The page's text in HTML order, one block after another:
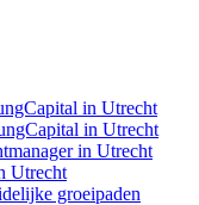
in Utrecht
in Utrecht
in Utrecht
Utrecht
groeipaden